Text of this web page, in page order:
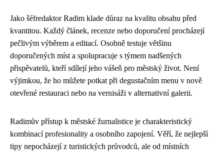
Jako šéfredaktor Radim klade důraz na kvalitu obsahu před
kvantitou. Každý článek, recenze nebo doporučení procházejí
pečlivým výběrem a editací. Osobně testuje většinu
doporučených míst a spolupracuje s týmem nadšených
přispěvatelů, kteří sdílejí jeho vášeň pro městský život. Není
výjimkou, že ho můžete potkat při degustačním menu v nově
otevřené restauraci nebo na vernisáži v alternativní galerii.
Radimův přístup k městské žurnalistice je charakteristický
kombinací profesionality a osobního zapojení. Věří, že nejlepší
tipy nepocházejí z turistických průvodců, ale od místních